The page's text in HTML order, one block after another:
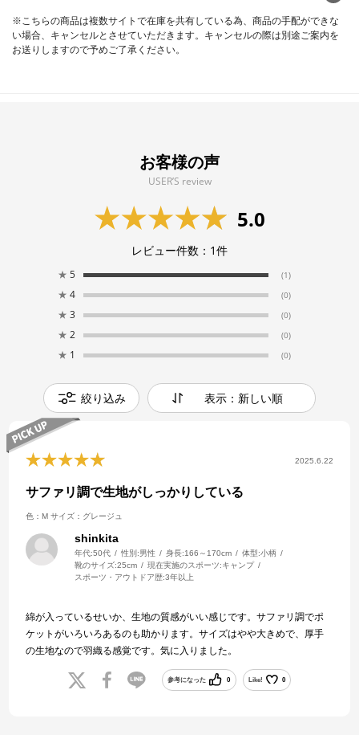
※こちらの商品は複数サイトで在庫を共有している為、商品の手配ができな
い場合、キャンセルとさせていただきます。キャンセルの際は別途ご案内を
お送りしますので予めご了承ください。
お客様の声
USER’S review
5.0
レビュー件数： 1件
★ 5 (1)
★ 4 (0)
★ 3 (0)
★ 2 (0)
★ 1 (0)
絞り込み 表示：新しい順
2025.6.22
サファリ調で生地がしっかりしている
色：M サイズ：グレージュ
shinkita
年代:50代 性別:男性 身長:166～170cm 体型:小柄
靴のサイズ:25cm 現在実施のスポーツ:キャンプ
スポーツ・アウトドア歴:3年以上
綿が入っているせいか、生地の質感がいい感じです。サファリ調でポ
ケットがいろいろあるのも助かります。サイズはやや大きめで、厚手
の生地なので羽織る感覚です。気に入りました。
参考になった 0 Like! 0